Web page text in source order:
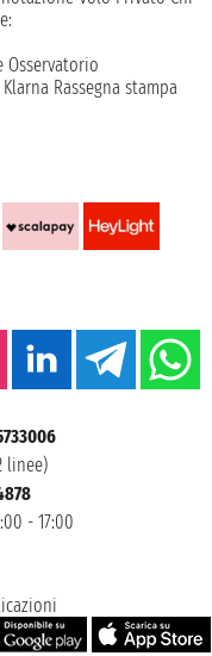
Osservatorio
Klarna Rassegna stampa
linee)
- 17:00